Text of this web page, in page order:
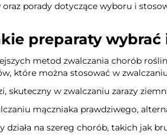
porady dotyczące wyboru i
preparaty wybrać
metod zwalczania chorób
które można stosować w
skuteczny w zwalczaniu zarazy
mączniaka prawdziwego,
na szereg chorób, takich jak